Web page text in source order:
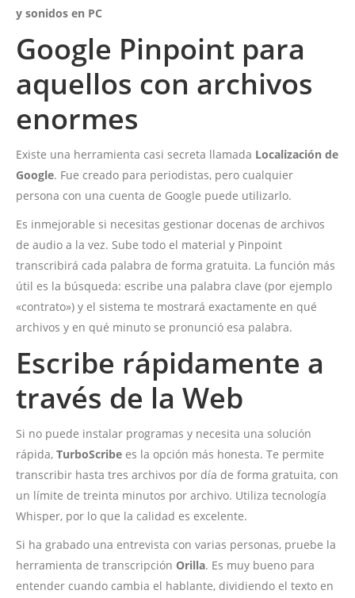
y sonidos en PC
Google Pinpoint para
aquellos con archivos
enormes
Existe una herramienta casi secreta llamada Localización de
Google. Fue creado para periodistas, pero cualquier
persona con una cuenta de Google puede utilizarlo.
Es inmejorable si necesitas gestionar docenas de archivos
de audio a la vez. Sube todo el material y Pinpoint
transcribirá cada palabra de forma gratuita. La función más
útil es la búsqueda: escribe una palabra clave (por ejemplo
«contrato») y el sistema te mostrará exactamente en qué
archivos y en qué minuto se pronunció esa palabra.
Escribe rápidamente a
través de la Web
Si no puede instalar programas y necesita una solución
rápida, TurboScribe es la opción más honesta. Te permite
transcribir hasta tres archivos por día de forma gratuita, con
un límite de treinta minutos por archivo. Utiliza tecnología
Whisper, por lo que la calidad es excelente.
Si ha grabado una entrevista con varias personas, pruebe la
herramienta de transcripción Orilla. Es muy bueno para
entender cuando cambia el hablante, dividiendo el texto en